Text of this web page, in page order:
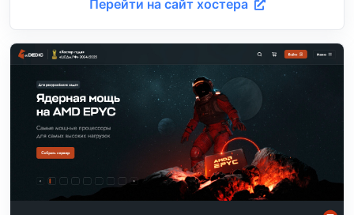
Перейти на сайт хостера